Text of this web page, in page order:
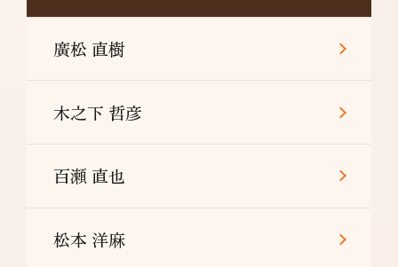
廣松 直樹
木之下 哲彦
百瀬 直也
松本 洋麻